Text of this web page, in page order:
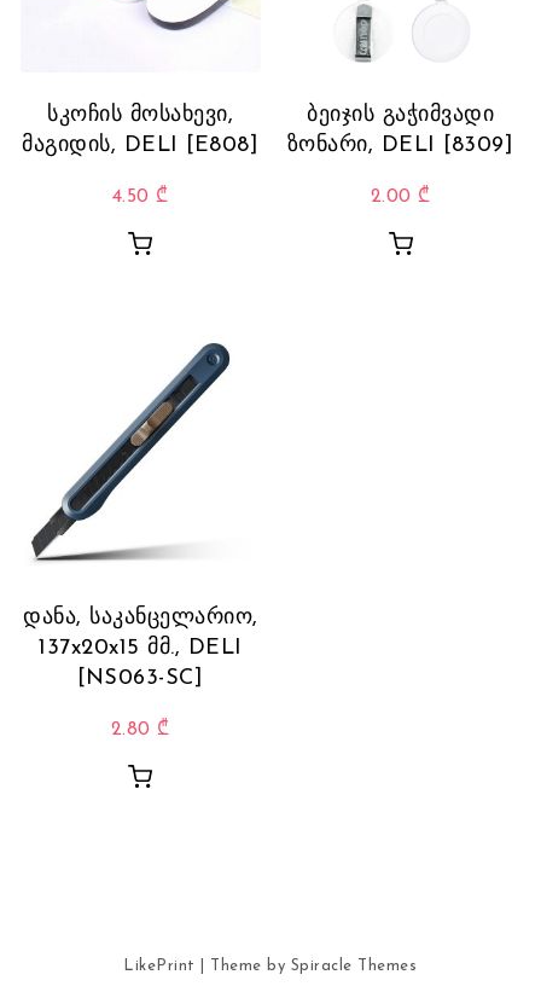
სკოჩის მოსახევი,
მაგიდის, DELI [E808]
4.50 ₾
ბეიჯის გაჭიმვადი
ზონარი, DELI [8309]
2.00 ₾
დანა, საკანცელარიო,
137x20x15 მმ., DELI
[NS063-SC]
2.80 ₾
LikePrint | Theme by Spiracle Themes